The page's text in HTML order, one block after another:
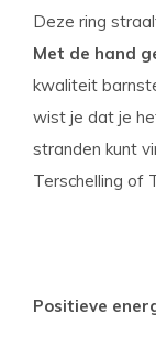
Deze ring
Met de hand
kwaliteit
wist je dat je
stranden kunt
Terschelling of
Positieve